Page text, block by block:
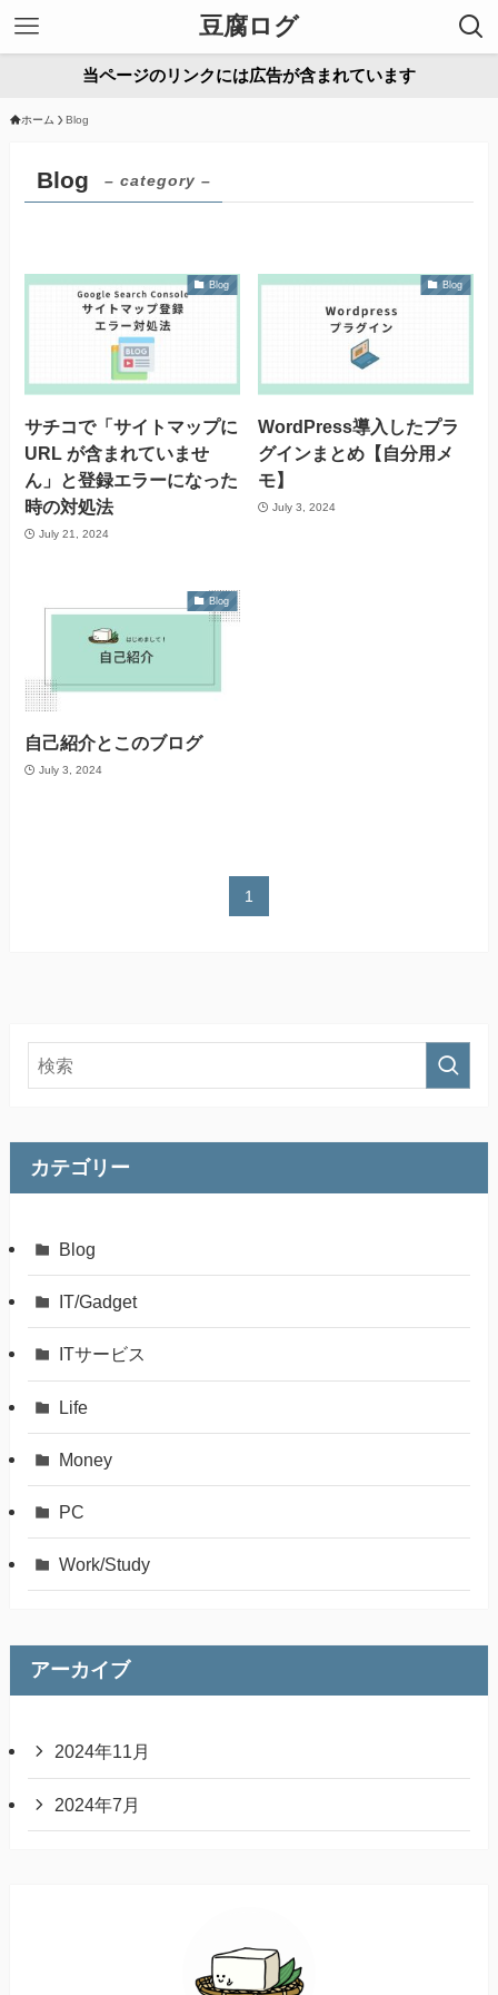
豆腐ログ
当ページのリンクには広告が含まれています
ホーム Blog
Blog – category –
Blog
サチコで「サイトマップに
URL が含まれていませ
ん」と登録エラーになった
時の対処法
July 21, 2024
Blog
WordPress導入したプラ
グインまとめ【自分用メ
モ】
July 3, 2024
Blog
自己紹介とこのブログ
July 3, 2024
1
カテゴリー
Blog
IT/Gadget
ITサービス
Life
Money
PC
Work/Study
アーカイブ
2024年11月
2024年7月